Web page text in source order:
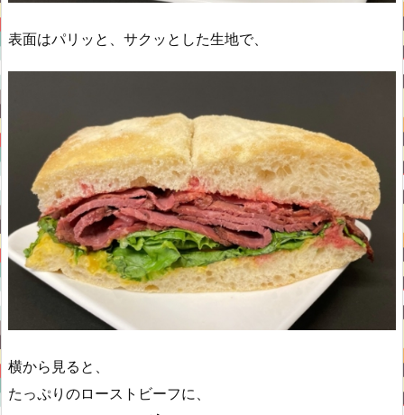
表面はパリッと、サクッとした生地で、
横から見ると、
たっぷりのローストビーフに、